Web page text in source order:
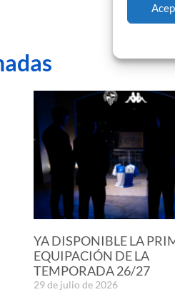
YA DISPONIBLE LA
EQUIPACIÓN DE LA
TEMPORADA 26/27
29 de julio de 2026